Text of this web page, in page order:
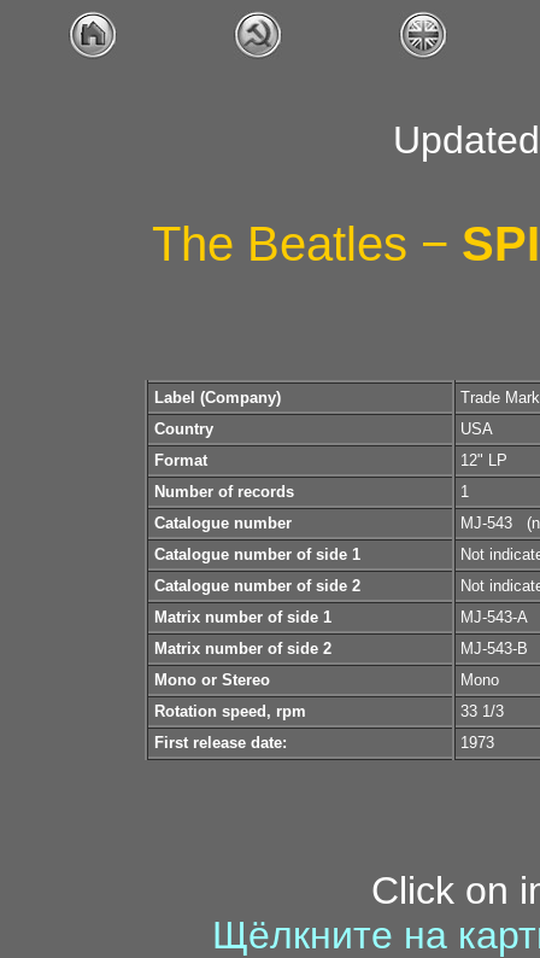
The Beatles −
Label (Company)
Trade
Country
USA
Format
12" LP
Number of records
1
Catalogue number
MJ-543
Catalogue number of side 1
Not
Catalogue number of side 2
Not
Matrix number of side 1
MJ-543-A
Matrix number of side 2
MJ-543-B
Mono or Stereo
Mono
Rotation speed, rpm
33 1/3
First release date:
1973
Click on
Щёлкните на